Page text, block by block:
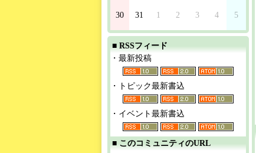
30 31 1 2 3 4 5
■ RSSフィード
・最新投稿
・トピック最新書込
・イベント最新書込
■ このコミュニティのURL